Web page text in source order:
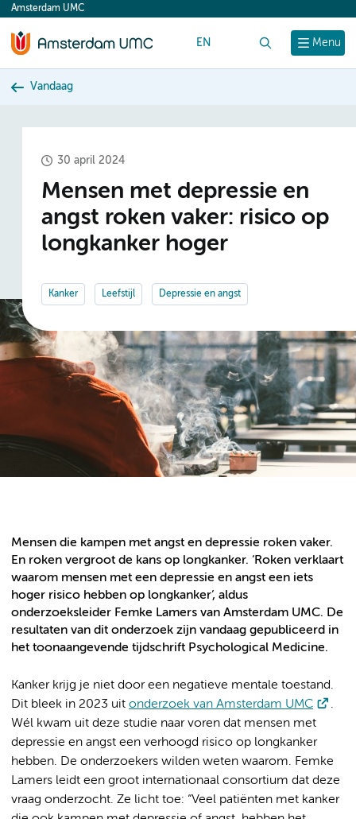
content
Menu
Amsterdam UMC
EN
Vandaag
30 april 2024
Mensen met depressie en
angst roken vaker: risico op
longkanker hoger
Kanker Leefstijl Depressie en angst
Mensen die kampen met angst en depressie roken vaker.
En roken vergroot de kans op longkanker. ‘Roken verklaart
waarom mensen met een depressie en angst een iets
hoger risico hebben op longkanker’, aldus
onderzoeksleider Femke Lamers van Amsterdam UMC. De
resultaten van dit onderzoek zijn vandaag gepubliceerd in
het toonaangevende tijdschrift Psychological Medicine.
Kanker krijg je niet door een negatieve mentale toestand.
Dit bleek in 2023 uit onderzoek van Amsterdam UMC
.
Wél kwam uit deze studie naar voren dat mensen met
depressie en angst een verhoogd risico op longkanker
hebben. De onderzoekers wilden weten waarom. Femke
Lamers leidt een groot internationaal consortium dat deze
vraag onderzocht. Ze licht toe: “Veel patiënten met kanker